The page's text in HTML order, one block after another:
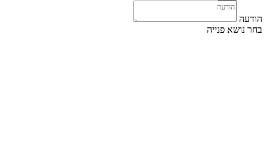
הודעה
בחר נושא פנייה